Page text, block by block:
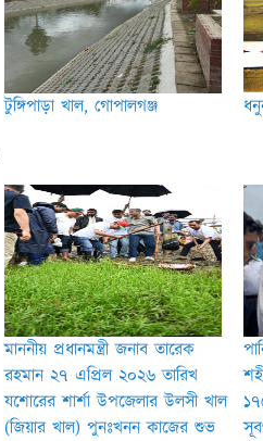
টুঙ্গিপাড়া খাল, গোপালগঞ্জ
মাননীয় প্রধানমন্ত্রী জনাব তারেক
রহমান ২৭ এপ্রিল ২০২৬ তারিখ
যশোরের শার্শা উপজেলার উলসী খাল
(জিয়ার খাল) পুনঃখনন কাজের শুভ